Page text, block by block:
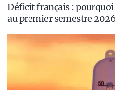
Déficit français :
au premier semestre